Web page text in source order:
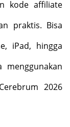
kode affiliate
praktis. Bisa
iPad, hingga
2026